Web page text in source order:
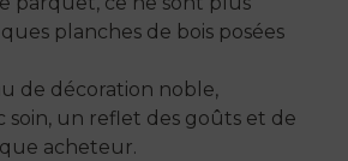
planches de bois posées
de décoration noble,
soin, un reflet des goûts et de
acheteur.